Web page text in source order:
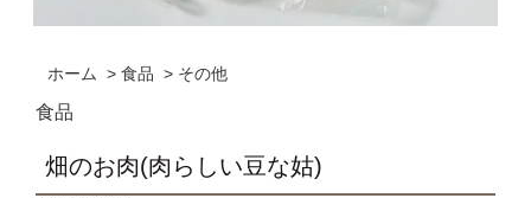
ホーム > 食品 > その他
食品
畑のお肉(肉らしい豆な姑)